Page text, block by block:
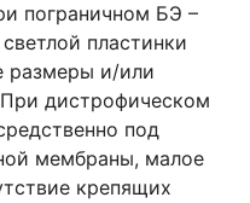
пограничном БЭ –
пластинки
размеры и/или
дистрофическом
под
мембраны, малое
крепящих